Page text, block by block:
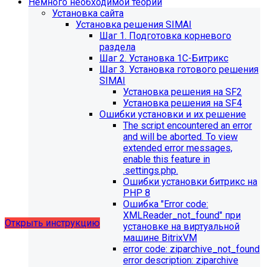
Обновления в разделе
"Педагогический состав"
Для готовых решений, использующих модуль SIMAI-
SF4: Сведения об образовательной организации
выпущено обновление 1.14.11, согласно которому в
разделе "Педагогический состав"
можно разместить документ и скрыть таблицы.
Открыть инструкцию
Установка сайта
Установка решения SIMAI
Шаг 1. Подготовка корневого
раздела
Шаг 2. Установка 1С-Битрикс
Шаг 3. Установка готового решения
SIMAI
Установка решения на SF2
Установка решения на SF4
Ошибки установки и их решение
The script encountered an error
and will be aborted. To view
extended error messages,
enable this feature in
.settings.php.
Ошибки установки битрикс на
PHP 8
Ошибка "Error сode:
XMLReader_not_found" при
установке на виртуальной
машине BitrixVM
error сode: ziparchive_not_found
error description: ziparchive